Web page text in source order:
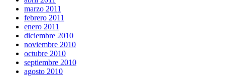
marzo 2011
febrero 2011
enero 2011
diciembre 2010
noviembre 2010
octubre 2010
septiembre 2010
agosto 2010